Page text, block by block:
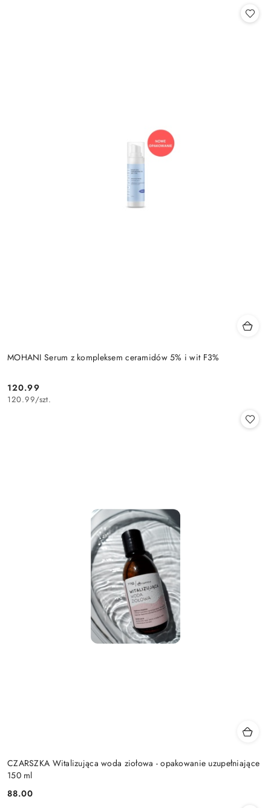
MOHANI Serum z kompleksem ceramidów 5% i wit F3%
Cena:
120.99
120.99/szt.
CZARSZKA Witalizująca woda ziołowa - opakowanie uzupełniające
150 ml
Cena:
88.00